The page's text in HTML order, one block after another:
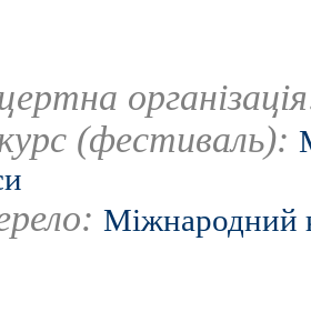
(фестиваль):
Міжнародний